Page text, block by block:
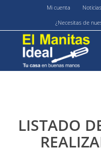
Mi cuenta Noticias
¿Necesitas de
LISTADO